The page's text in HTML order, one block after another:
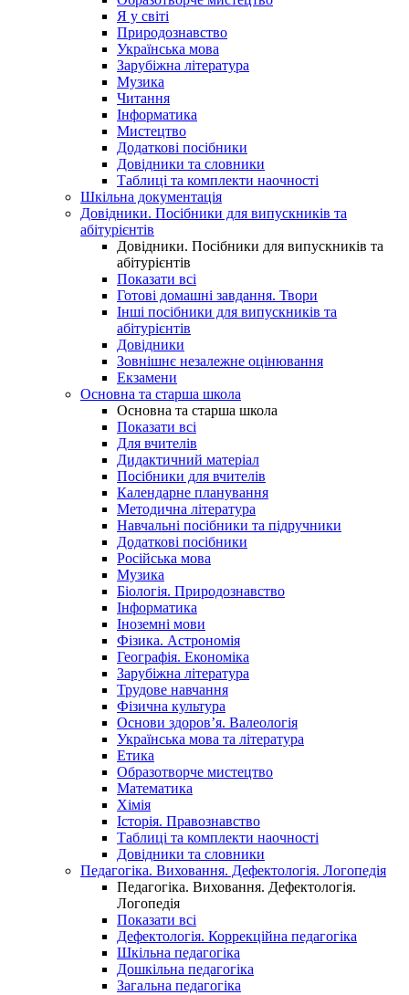
Я у світі
Природознавство
Українська мова
Зарубіжна література
Музика
Читання
Інформатика
Мистецтво
Додаткові посібники
Довідники та словники
Таблиці та комплекти наочності
Шкільна документація
Довідники. Посібники для випускників та
абітурієнтів
Довідники. Посібники для випускників та
абітурієнтів
Показати всі
Готові домашні завдання. Твори
Інші посібники для випускників та
абітурієнтів
Довідники
Зовнішнє незалежне оцінювання
Екзамени
Основна та старша школа
Основна та старша школа
Показати всі
Для вчителів
Дидактичний матеріал
Посібники для вчителів
Календарне планування
Методична література
Навчальні посібники та підручники
Додаткові посібники
Російська мова
Музика
Біологія. Природознавство
Інформатика
Іноземні мови
Фізика. Астрономія
Географія. Економіка
Зарубіжна література
Трудове навчання
Фізична культура
Основи здоров’я. Валеологія
Українська мова та література
Етика
Образотворче мистецтво
Математика
Хімія
Історія. Правознавство
Таблиці та комплекти наочності
Довідники та словники
Педагогіка. Виховання. Дефектологія. Логопедія
Педагогіка. Виховання. Дефектологія.
Логопедія
Показати всі
Дефектологія. Коррекційна педагогіка
Шкільна педагогіка
Дошкільна педагогіка
Загальна педагогіка